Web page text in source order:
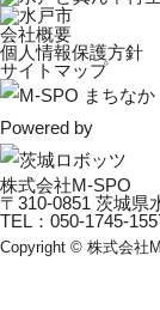
会社概要
個人情報保護方針
サイトマップ
Powered by
株式会社M-SPO
〒310-0851 茨城県
TEL：050-1745-
Copyright © 株式会社